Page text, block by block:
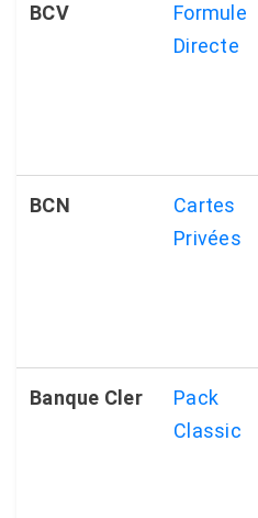
BCV
Formule
Directe
BCN
Cartes
Privées
Banque Cler
Pack
Classic